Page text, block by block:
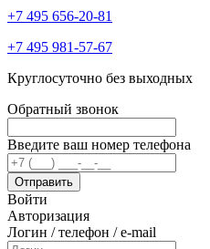
+7 495 656-20-81
+7 495 981-57-67
Круглосуточно без выходных
Обратный звонок
Введите ваш номер телефона
Войти
Авторизация
Логин / телефон / e-mail